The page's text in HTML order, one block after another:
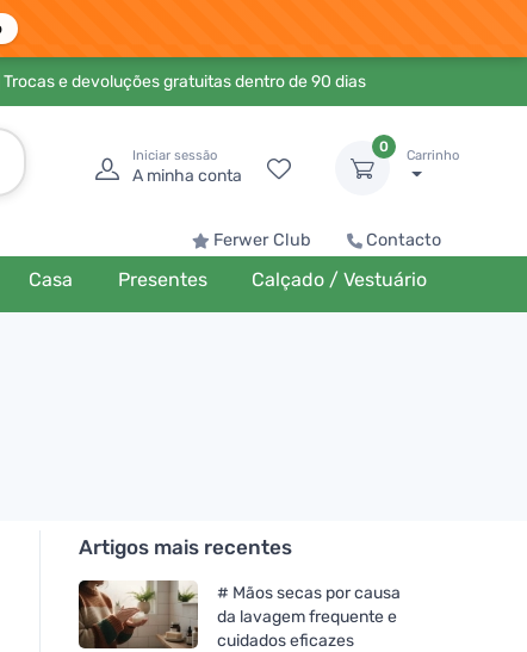
e devoluções gratuitas dentro de 90 dias
Iniciar sessão
A minha conta
0
Carrinho
Ferwer Club Contacto
Casa Presentes Calçado / Vestuário
Artigos mais recentes
# Mãos secas por causa
da lavagem frequente e
cuidados eficazes